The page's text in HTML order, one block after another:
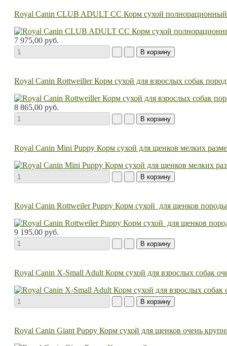
Royal Canin CLUB ADULT CC Корм сухой полнорационный
7 975,00 руб.
Royal Canin Rottweiller Корм сухой для взрослых собак
8 865,00 руб.
Royal Canin Mini Puppy Корм сухой для щенков мелких
Royal Canin Rottweiler Puppy Корм сухой для щенков
9 195,00 руб.
Royal Canin X-Small Adult Корм сухой для взрослых собак
Royal Canin Giant Puppy Корм сухой для щенков очень